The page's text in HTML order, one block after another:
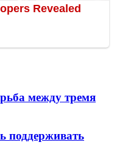
между тремя
поддерживать